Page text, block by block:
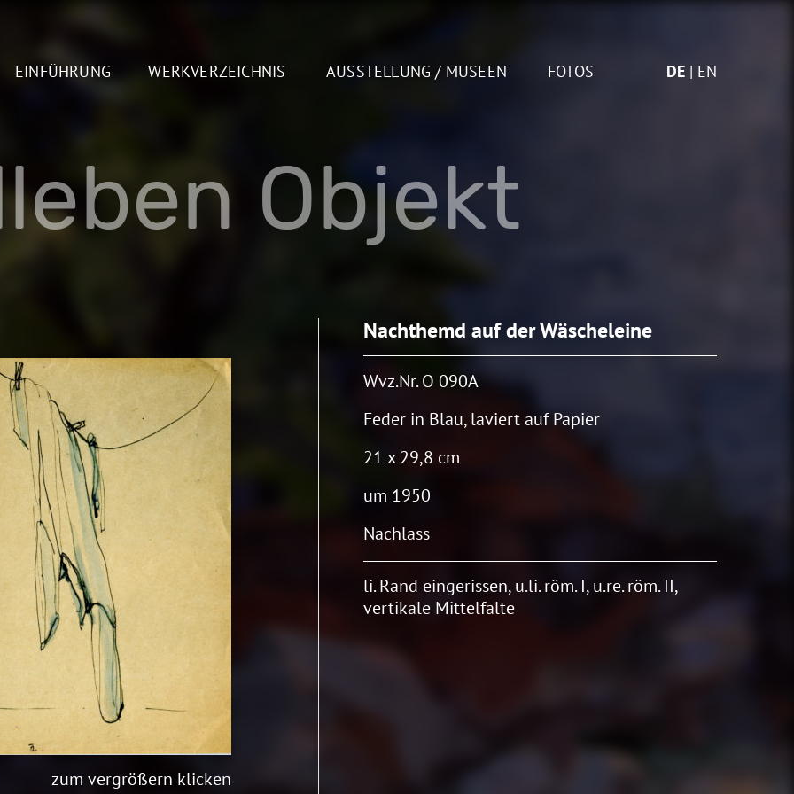
EINFÜHRUNG WERKVERZEICHNIS AUSSTELLUNG / MUSEEN FOTOS DE EN
Objekt
zum vergrößern klicken
Nachthemd auf der Wäscheleine
Wvz.Nr. O 090A
Feder in Blau, laviert auf Papier
21 x 29,8 cm
um 1950
Nachlass
li. Rand eingerissen, u.li. röm. I, u.re. röm. II,
vertikale Mittelfalte